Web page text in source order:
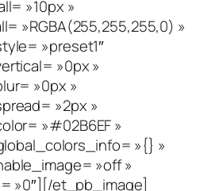
»10px »
»RGBA(255,255,255,0) »
»preset1″
»0px »
»0px »
»2px »
»#02B6EF »
»{} »
»off »
»0″][/et_pb_image]